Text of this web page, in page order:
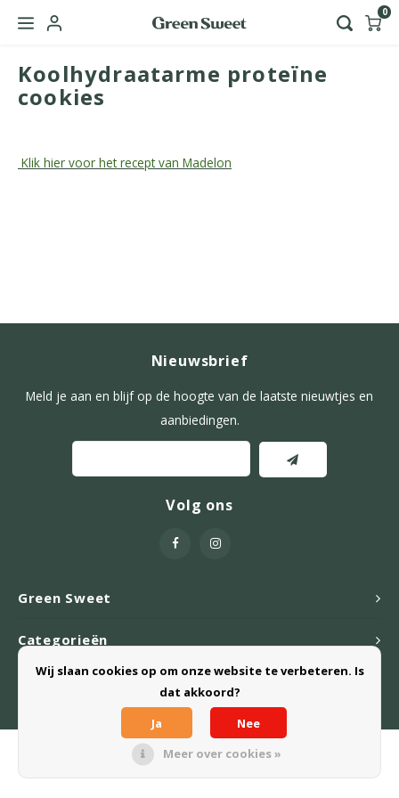
Hoofdmenu / green sweet zakelijk
Nederlands
0
Koolhydraatarme proteïne
cookies
Klik hier voor het recept van Madelon
Green Sweet
Nieuwsbrief
Meld je aan en blijf op de hoogte van de laatste nieuwtjes en
aanbiedingen.
Volg ons
Categorieën
Webshop
© Copyright 2026 Green Sweet B.V. - Powered byLightspeed
Wij slaan cookies op om onze website te verbeteren. Is
dat akkoord?
Ja
Nee
Meer over cookies »